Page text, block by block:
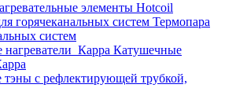
элементы Hotcoil
Термопара
систем
Катушечные